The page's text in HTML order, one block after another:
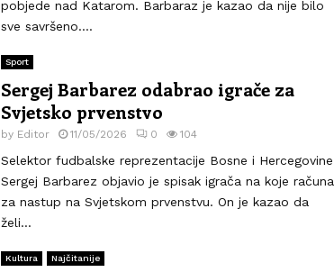
pobjede nad Katarom. Barbaraz je kazao da nije bilo
sve savršeno....
Sport
Sergej Barbarez odabrao igrače za
Svjetsko prvenstvo
by Editor 11/05/2026 0 104
Selektor fudbalske reprezentacije Bosne i Hercegovine
Sergej Barbarez objavio je spisak igrača na koje računa
za nastup na Svjetskom prvenstvu. On je kazao da
želi...
Kultura Najčitanije